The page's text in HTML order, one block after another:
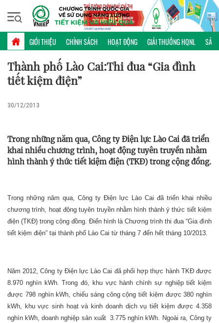
GIỚI THIỆU CHÍNH SÁCH HOẠT ĐỘNG GIẢI THƯỞNG HQNL SẢN
Thứ sáu, 07/08/2026 | 13:09 GMT+7
PHỔ BIẾN KIẾN THỨC
Thành phố Lào Cai:Thi đua “Gia đình
tiết kiệm điện”
30/12/2013
Trong những năm qua, Công ty Điện lực Lào Cai đã triển
khai nhiều chương trình, hoạt động tuyên truyền nhằm
hình thành ý thức tiết kiệm điện (TKĐ) trong cộng đồng.
Trong những năm qua, Công ty Điện lực Lào Cai đã triển khai nhiều
chương trình, hoạt động tuyên truyền nhằm hình thành ý thức tiết kiệm
điện (TKĐ) trong cộng đồng. Điển hình là Chương trình thi đua “Gia đình
tiết kiệm điện” tại thành phố Lào Cai từ tháng 7 đến hết tháng 10/2013.
Năm 2012, Công ty Điện lực Lào Cai đã phối hợp thực hành TKĐ được
8.970 nghìn kWh. Trong đó, khu vực hành chính sự nghiệp tiết kiệm
được 798 nghìn kWh, chiếu sáng công cộng tiết kiệm được 380 nghìn
kWh, khu vực sinh hoạt và kinh doanh dịch vụ tiết kiệm được 4.358
nghìn kWh, doanh nghiệp sản xuất 3.775 nghìn kWh. Ngoài ra, Công ty